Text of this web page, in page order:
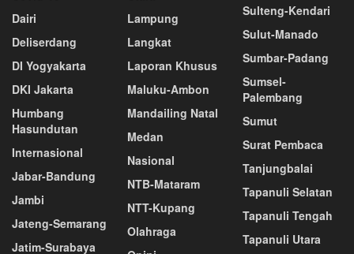
Dairi
Deliserdang
DI Yogyakarta
DKI Jakarta
Humbang
Hasundutan
Internasional
Jabar-Bandung
Jambi
Jateng-Semarang
Jatim-Surabaya
Lampung
Langkat
Laporan Khusus
Maluku-Ambon
Mandailing Natal
Medan
Nasional
NTB-Mataram
NTT-Kupang
Olahraga
Sulteng-Kendari
Sulut-Manado
Sumbar-Padang
Sumsel-
Palembang
Sumut
Surat Pembaca
Tanjungbalai
Tapanuli Selatan
Tapanuli Tengah
Tapanuli Utara